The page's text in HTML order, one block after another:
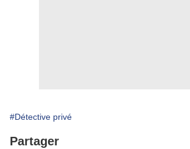
#Détective privé
Partager